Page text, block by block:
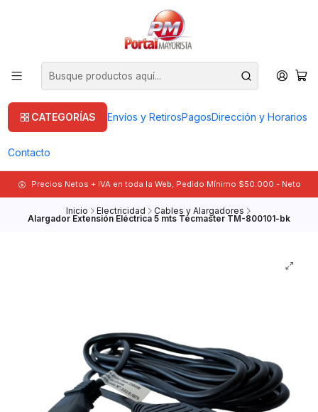
CATEGORÍAS Envíos y RetirosPagosDirección y Horarios
Contacto
Precios Netos + IVA en toda la Web, Pedido Mínimo $50.000.- Neto
Inicio Electricidad Cables y Alargadores
Alargador Extensión Eléctrica 5 mts Tecmaster TM-800101-bk